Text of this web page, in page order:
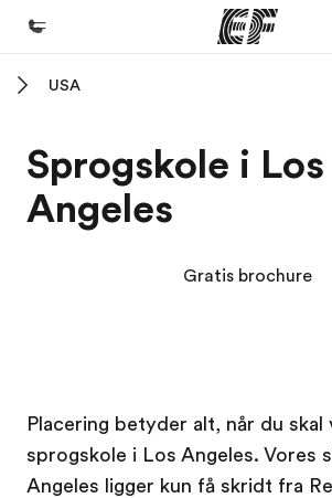
Programmer
Se alt hvad vi gør
Karriere
Bliv en del af holdet
USA
Sprogskole i Los
Angeles
Gratis brochure
Placering betyder alt, når du
sprogskole i Los Angeles. Vores
Angeles ligger kun få skridt fra